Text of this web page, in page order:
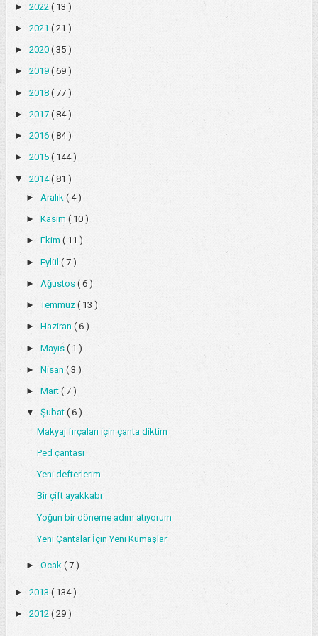
► 2022 ( 13 )
► 2021 ( 21 )
► 2020 ( 35 )
► 2019 ( 69 )
► 2018 ( 77 )
► 2017 ( 84 )
► 2016 ( 84 )
► 2015 ( 144 )
▼ 2014( 81 )
► Aralık ( 4 )
► Kasım ( 10 )
► Ekim ( 11 )
► Eylül ( 7 )
► Ağustos ( 6 )
►Temmuz ( 13 )
► Haziran ( 6 )
► Mayıs ( 1 )
► Nisan ( 3 )
► Mart ( 7 )
▼ Şubat ( 6 )
Makyaj fırçaları için çanta diktim
Ped çantası
Yeni defterlerim
Bir çift ayakkabı
Yoğun bir döneme adım atıyorum
Yeni Çantalar İçin Yeni Kumaşlar
► Ocak ( 7 )
► 2013 ( 134 )
► 2012 ( 29 )